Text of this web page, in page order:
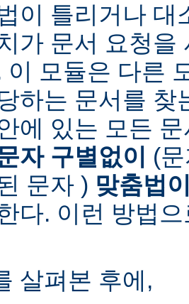
이 틀리거나 대
가 문서 요청을
이 모듈은 다른
하는 문서를 찾
에 있는 모든
자 구별없이
(
문자 ) 맞춤법
다. 이런 방법
살펴본 후에,